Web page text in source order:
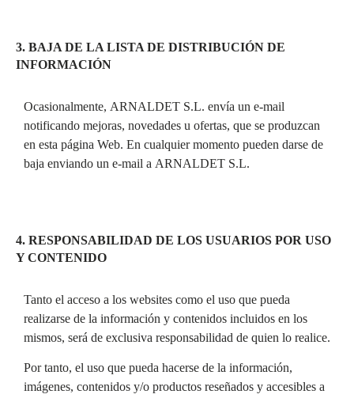
3. BAJA DE LA LISTA DE DISTRIBUCIÓN DE
INFORMACIÓN
Ocasionalmente, ARNALDET S.L. envía un e-mail
notificando mejoras, novedades u ofertas, que se produzcan
en esta página Web. En cualquier momento pueden darse de
baja enviando un e-mail a ARNALDET S.L.
4. RESPONSABILIDAD DE LOS USUARIOS POR USO
Y CONTENIDO
Tanto el acceso a los websites como el uso que pueda
realizarse de la información y contenidos incluidos en los
mismos, será de exclusiva responsabilidad de quien lo realice.
Por tanto, el uso que pueda hacerse de la información,
imágenes, contenidos y/o productos reseñados y accesibles a